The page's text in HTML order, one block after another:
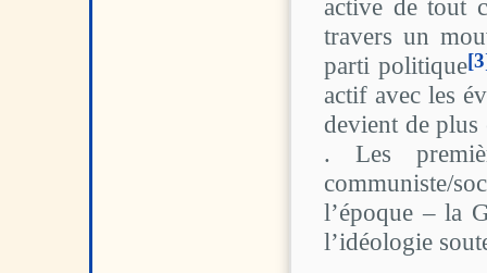
active de tout
travers un
parti politique
actif avec les
devient de plus
. Les
communiste/
l’époque – la
l’idéologie